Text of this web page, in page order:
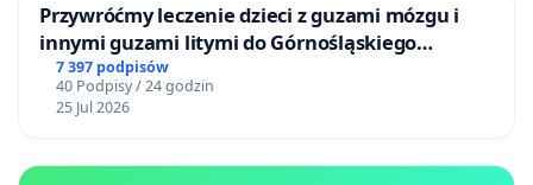
Przywróćmy leczenie dzieci z guzami mózgu i
innymi guzami litymi do Górnośląskiego
Centrum Zdrowia Dziecka w Katowicach
7 397 podpisów
40 Podpisy / 24 godzin
25 Jul 2026